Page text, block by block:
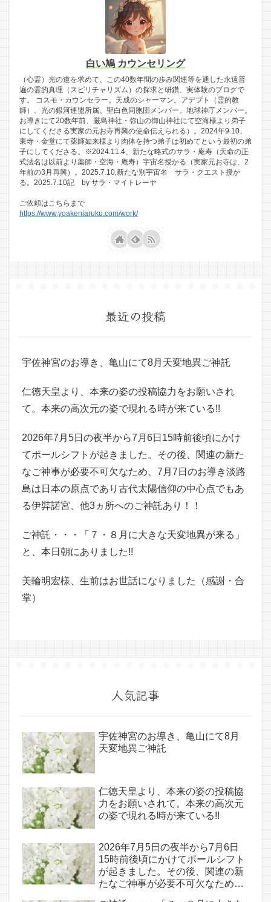
白い鳩 カウンセリング
（心霊）光の道を求めて、この40数年間の歩み関連等を通した永遠普
遍の霊的真理（スピリチャリズム）の探求と研鑽、実体験のブログで
す。 コスモ・カウンセラー。天成のシャーマン。アデプト（霊的教
師）。光の銀河連盟所属。聖白色同胞団メンバー。地球神庁メンバー。
お導きにて20数年前、厳島神社・弥山の御山神社にて空海様より弟子
にしてくださる実家の元お寺再興の使命伝えられる）。2024年9.10、
東寺・金堂にて薬師如来様より肉体を持つ弟子は初めてという最初の弟
子にしてくださる。※2024.11.4、新たな略式のサラ・庵寿（天命の正
式法名は以前より薬師・空海・庵寿）宇宙名授かる（実家元お寺は、2
年前の3月再興）。2025.7.10,新たな別宇宙名 サラ・クエスト授か
る。2025.7.10記 by サラ・マイトレーヤ
ご依頼はこちらまで
https://www.yoakeniaruku.com/work/
最近の投稿
宇佐神宮のお導き、亀山にて8月天変地異ご神託
仁徳天皇より、本来の姿の投稿協力をお願いされ
て。本来の高次元の姿で現れる時が来ている!!
2026年7月5日の夜半から7月6日15時前後頃にかけ
てポールシフトが起きました。その後、関連の新た
なご神事が必要不可欠なため、7月7日のお導き淡路
島は日本の原点であり古代太陽信仰の中心点でもあ
る伊弉諾宮、他3ヵ所へのご神託あり！！
ご神託・・・「７・８月に大きな天変地異が来る」
と、本日朝にありました!!
美輪明宏様、生前はお世話になりました（感謝・合
掌）
人気記事
宇佐神宮のお導き、亀山にて8月
天変地異ご神託
仁徳天皇より、本来の姿の投稿協
力をお願いされて。本来の高次元
の姿で現れる時が来ている!!
2026年7月5日の夜半から7月6日
15時前後頃にかけてポールシフト
が起きました。その後、関連の新
たなご神事が必要不可欠なため、